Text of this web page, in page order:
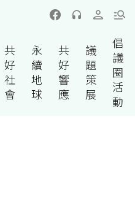
共
好
社
會
永
續
地
球
共
好
響
應
議
題
策
展
倡
議
圈
活
動